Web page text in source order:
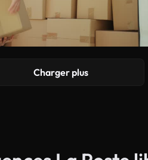
Charger plus